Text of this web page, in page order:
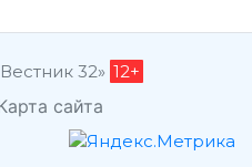
32» 12+
сайта